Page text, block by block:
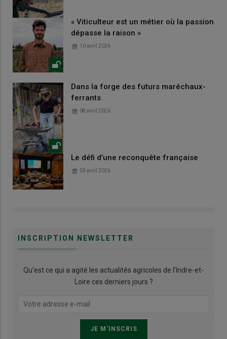
« Viticulteur est un métier où la passion
dépasse la raison »
10 avril 2026
Dans la forge des futurs maréchaux-
ferrants
08 avril 2026
Le défi d’une reconquête française
03 avril 2026
INSCRIPTION NEWSLETTER
Qu’est ce qui a agité les actualités agricoles de l'Indre-et-
Loire ces derniers jours ?